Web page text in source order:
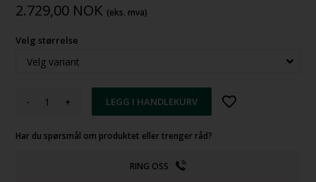
2.729,00 NOK (eks. mva)
Velg størrelse
- +
Har du spørsmål om produktet eller trenger råd?
RING OSS